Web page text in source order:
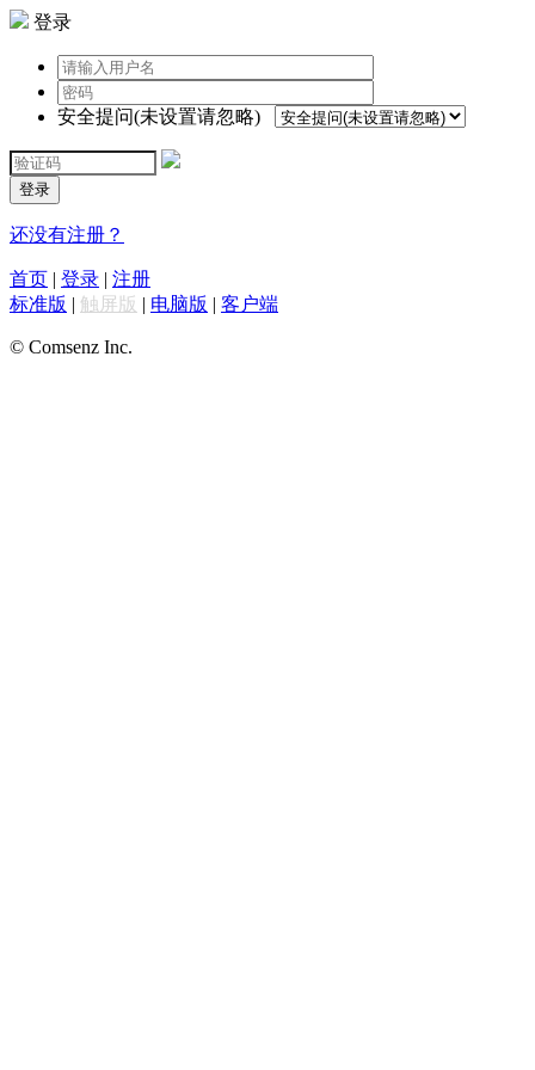
登录
安全提问(未设置请忽略)
登录
还没有注册？
首页 | 登录 | 注册
标准版 | 触屏版 | 电脑版 | 客户端
© Comsenz Inc.